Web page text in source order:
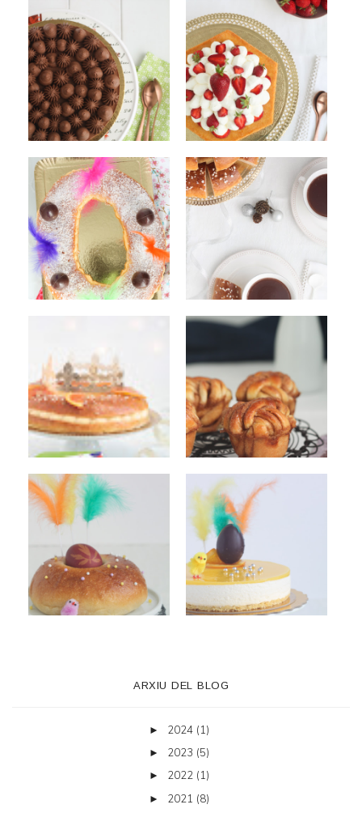
ARXIU DEL BLOG
► 2024 (1)
► 2023 (5)
► 2022 (1)
► 2021 (8)